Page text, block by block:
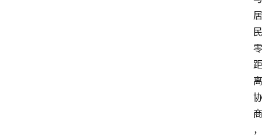
居
民
零
距
离
协
商
，